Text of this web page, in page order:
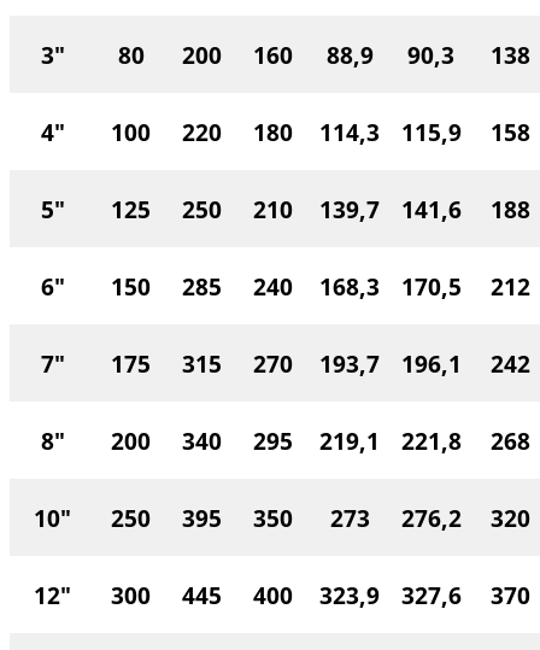
3" 80 200 160 88,9 90,3 138
4" 100 220 180 114,3 115,9 158
5" 125 250 210 139,7 141,6 188
6" 150 285 240 168,3 170,5 212
7" 175 315 270 193,7 196,1 242
8" 200 340 295 219,1 221,8 268
10" 250 395 350 273 276,2 320
12" 300 445 400 323,9 327,6 370